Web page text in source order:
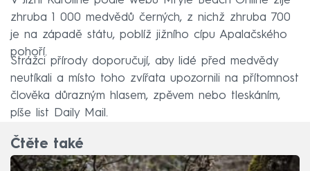
zhruba 1 000 medvědů černých, z nichž zhruba 700
je na západě státu, poblíž jižního cípu Apalačského
pohoří.
Strážci přírody doporučují, aby lidé před medvědy
neutíkali a místo toho zvířata upozornili na přítomnost
člověka důrazným hlasem, zpěvem nebo tleskáním,
píše list Daily Mail.
Čtěte také